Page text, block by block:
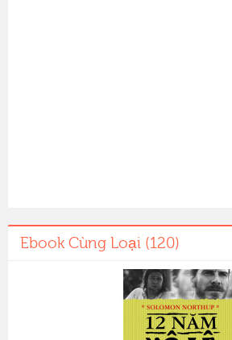
Ebook Cùng Loại (120)